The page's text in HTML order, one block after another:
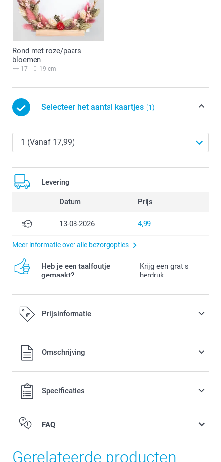
Rond met roze/paars
bloemen
17 19 cm
Selecteer het aantal kaartjes (1)
Levering
Datum Prijs
13-08-2026 4,99
Meer informatie over alle bezorgopties
Heb je een taalfoutje
gemaakt?
Krijg een gratis
herdruk
Prijsinformatie
Alle prijzen zijn in EURO (€) inclusief BTW en exclusief
verzendkosten.Omschrijving
Specificaties
FAQ
Gerelateerde producten